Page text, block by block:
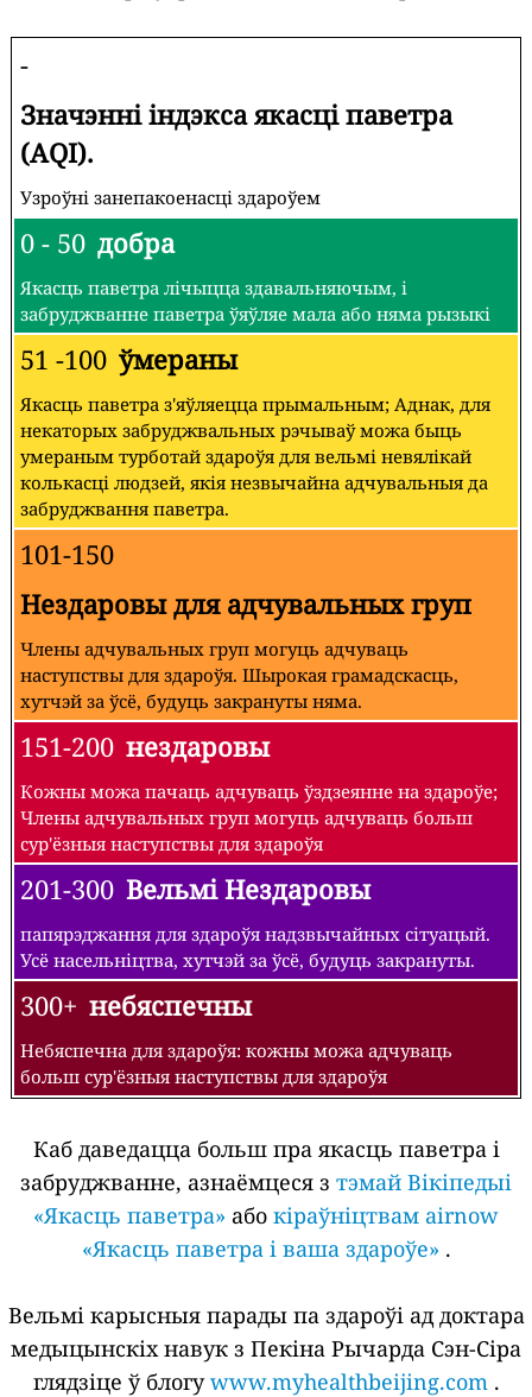
-
Значэнні індэкса якасці паветра
(AQI).
Узроўні занепакоенасці здароўем
0 - 50 добра
Якасць паветра лічыцца здавальняючым, і
забруджванне паветра ўяўляе мала або няма рызыкі
51 -100 ўмераны
Якасць паветра з'яўляецца прымальным; Аднак, для
некаторых забруджвальных рэчываў можа быць
умераным турботай здароўя для вельмі невялікай
колькасці людзей, якія незвычайна адчувальныя да
забруджвання паветра.
101-150
Нездаровы для адчувальных груп
Члены адчувальных груп могуць адчуваць
наступствы для здароўя. Шырокая грамадскасць,
хутчэй за ўсё, будуць закрануты няма.
151-200 нездаровы
Кожны можа пачаць адчуваць ўздзеянне на здароўе;
Члены адчувальных груп могуць адчуваць больш
сур'ёзныя наступствы для здароўя
201-300 Вельмі Нездаровы
папярэджання для здароўя надзвычайных сітуацый.
Усё насельніцтва, хутчэй за ўсё, будуць закрануты.
300+ небяспечны
Небяспечна для здароўя: кожны можа адчуваць
больш сур'ёзныя наступствы для здароўя
Каб даведацца больш пра якасць паветра і
забруджванне, азнаёмцеся з тэмай Вікіпедыі
«Якасць паветра» або кіраўніцтвам airnow
«Якасць паветра і ваша здароўе» .
Вельмі карысныя парады па здароўі ад доктара
медыцынскіх навук з Пекіна Рычарда Сэн-Сіра
глядзіце ў блогуwww.myhealthbeijing.com.